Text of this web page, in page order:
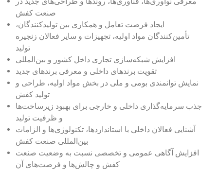
ایجاد فرصت تعامل و همکاری بین تولیدکنندگان،
تأمین‌کنندگان مواد اولیه، تجهیزات و سایر فعالان زنجیره
تولید
نمایش توانمندی بومی و ملی در بخش مواد اولیه، طراحی و
تولید کفش
جذب سرمایه‌گذاری داخلی و خارجی برای بهبود زیرساخت‌ها
آشنایی فعالان داخلی با استانداردها، تکنولوژی‌ها و الزامات
افزایش آگاهی عمومی و تخصصی نسبت به وضعیت صنعت
کفش و چالش‌ها و فرصت‌های آن